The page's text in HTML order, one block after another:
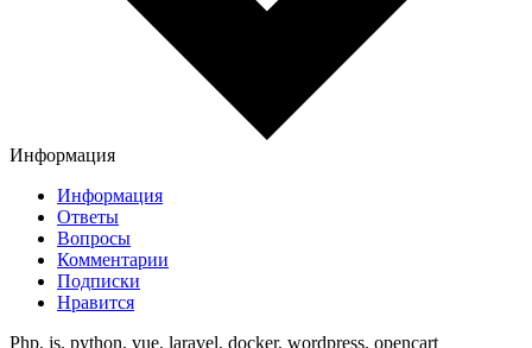
Информация
Информация
Ответы
Вопросы
Комментарии
Подписки
Нравится
Php, js, python, vue, laravel, docker, wordpress, opencart